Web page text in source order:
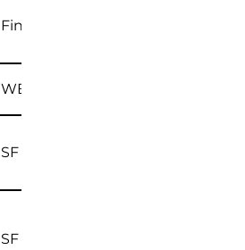
Finnkino FI
WB FI
SF FI
SF FI